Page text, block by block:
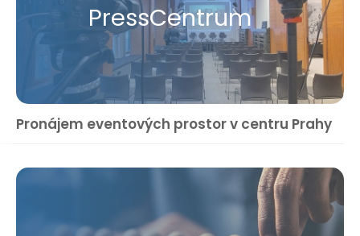
Press​Centrum
Pronájem eventových prostor v centru Prahy